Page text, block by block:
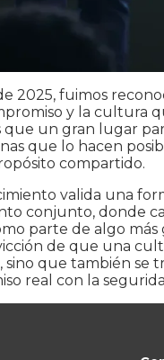
2025, fuimos
y la cultura
un gran lugar
que lo hacen
compartido.
valida una
conjunto, donde
parte de algo
de que una
sino que también se
real con la